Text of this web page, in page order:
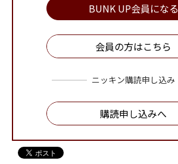
BUNK UP会員になる
会員の方はこちら
ニッキン購読申し込み
購読申し込みへ